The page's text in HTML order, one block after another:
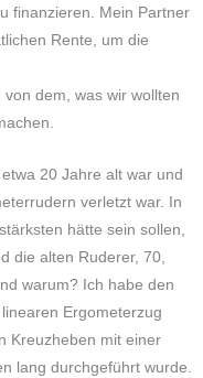
finanzieren. Mein Partner
Rente, um die
dem, was wir wollten
20 Jahre alt war und
verletzt war. In
hätte sein sollen,
die alten Ruderer, 70,
warum? Ich habe den
Ergometerzug
Kreuzheben mit einer
lang durchgeführt wurde.